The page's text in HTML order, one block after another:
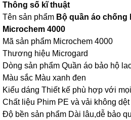
Thông số kĩ thuật
Tên sản phẩm Bộ quần áo chống
Microchem 4000
Mã sản phẩm Microchem 4000
Thương hiệu Microgard
Dòng sản phẩm Quần áo bảo hộ
Màu sắc Màu xanh đen
Kiểu dáng Thiết kế phù hợp với
Chất liệu Phim PE và vải không dệt
Độ bền sản phẩm Dài lâu,dễ bảo